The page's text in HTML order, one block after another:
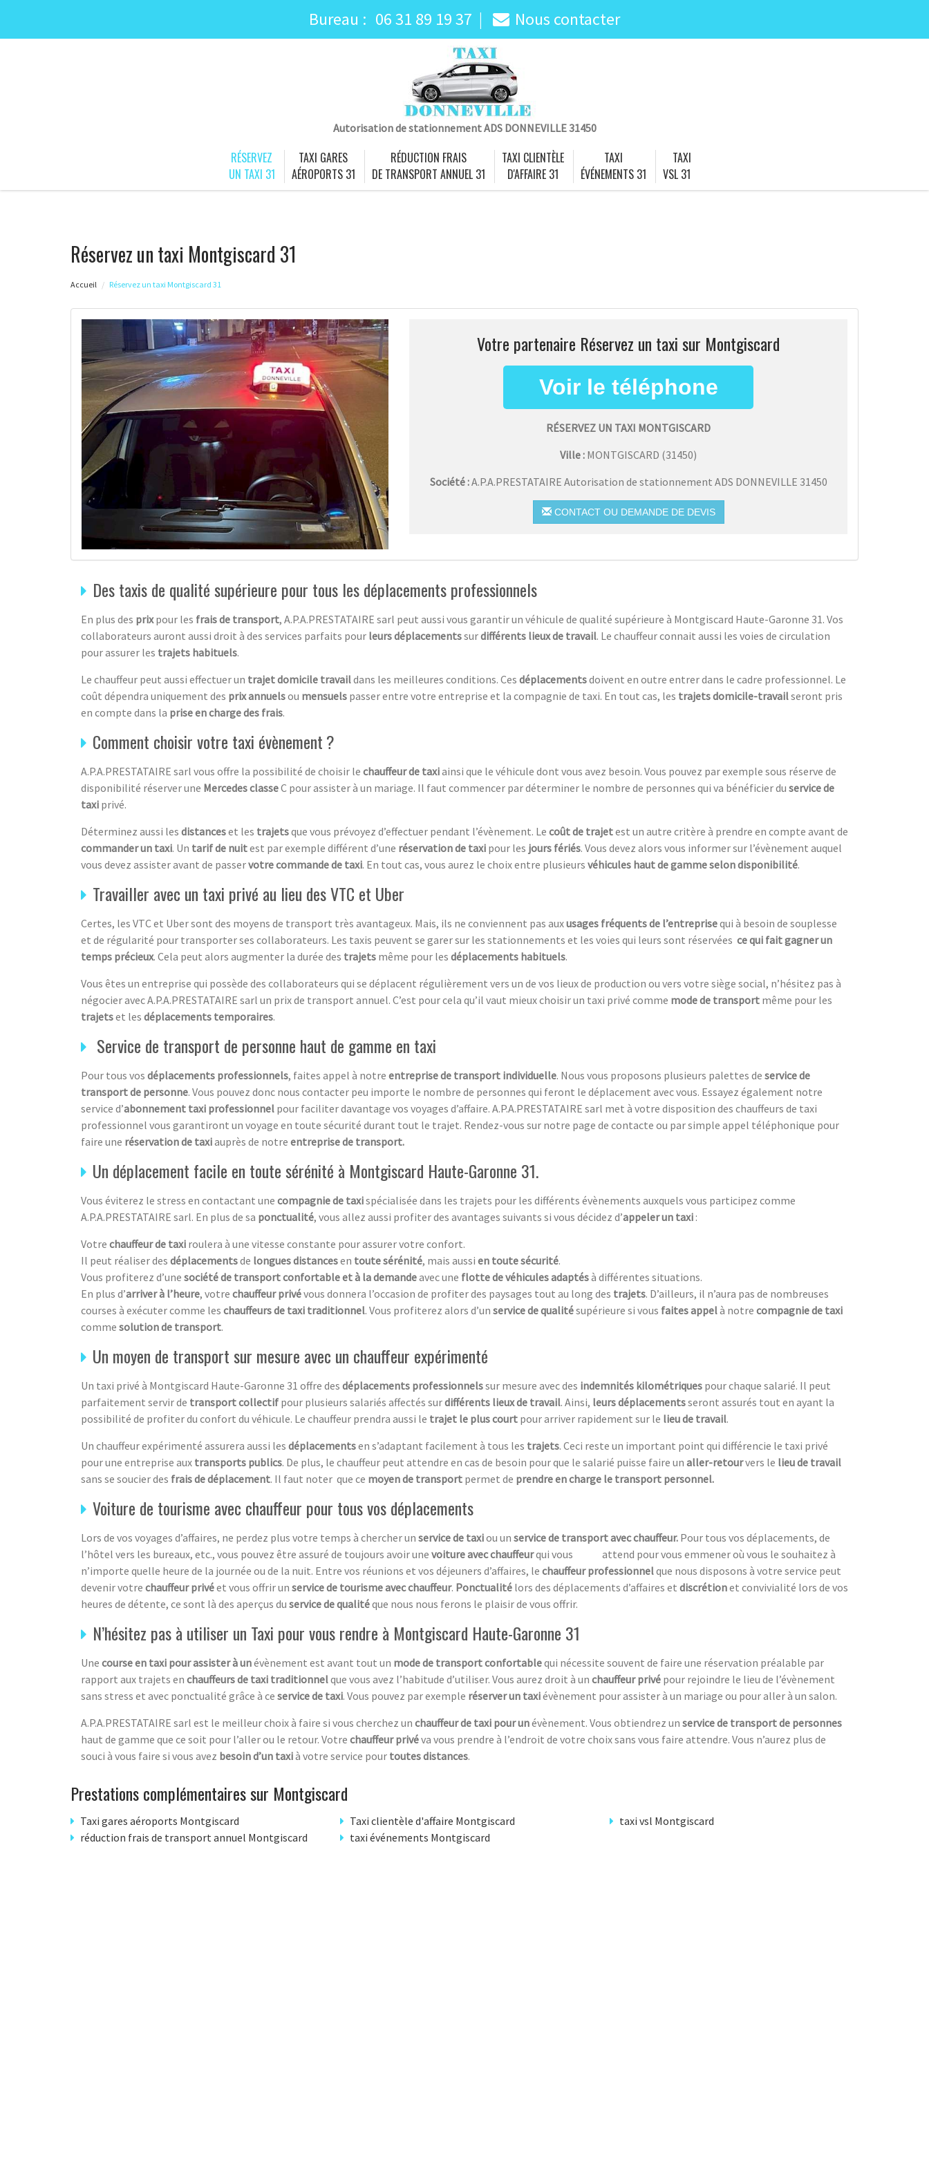
Bureau : 06 31 89 19 37 Nous contacter
Autorisation de stationnement ADS DONNEVILLE 31450
RÉSERVEZ
UN TAXI 31
TAXI GARES
AÉROPORTS 31
RÉDUCTION FRAIS
DE TRANSPORT ANNUEL 31
TAXI CLIENTÈLE
D'AFFAIRE 31
TAXI
ÉVÉNEMENTS 31
TAXI
VSL 31
Réservez un taxi Montgiscard 31
Accueil Réservez un taxi Montgiscard 31
Votre partenaire Réservez un taxi sur Montgiscard
RÉSERVEZ UN TAXI MONTGISCARD
Ville : MONTGISCARD (31450)
Société :A.P.A.PRESTATAIRE Autorisation de stationnement ADS DONNEVILLE 31450
CONTACT OU DEMANDE DE DEVIS
Des taxis de qualité supérieure pour tous les déplacements professionnels
En plus des prixpour les frais de transport, A.P.A.PRESTATAIRE sarl peut aussi vous garantir un véhicule de qualité supérieure à Montgiscard Haute-Garonne 31. Vos
collaborateurs auront aussi droit à des services parfaits pour leurs déplacementssurdifférents lieux de travail. Le chauffeur connait aussi les voies de circulation
pour assurer les trajets habituels.
Le chauffeur peut aussi effectuer un trajet domicile travaildans les meilleures conditions. Ces déplacementsdoivent en outre entrer dans le cadre professionnel. Le
coût dépendra uniquement des prix annuelsou mensuels passer entre votre entreprise et la compagnie de taxi. En tout cas, les trajets domicile-travailseront pris
en compte dans la prise en charge des frais.
Comment choisir votre taxi évènement ?
A.P.A.PRESTATAIRE sarl vous offre la possibilité de choisir le chauffeur de taxiainsi que le véhicule dont vous avez besoin. Vous pouvez par exemple sous réserve de
disponibilité réserver une Mercedes classeC pour assister à un mariage. Il faut commencer par déterminer le nombre de personnes qui va bénéficier du service de
taxi privé.
Déterminez aussi les distanceset les trajetsque vous prévoyez d’effectuer pendant l’évènement. Le coût de trajetest un autre critère à prendre en compte avant de
commander un taxi. Un tarif de nuitest par exemple différent d’une réservation de taxi pour les jours fériés. Vous devez alors vous informer sur l’évènement auquel
vous devez assister avant de passervotre commande de taxi. En tout cas, vous aurez le choix entre plusieurs véhicules haut de gamme selon disponibilité.
Travailler avec un taxi privé au lieu des VTC et Uber
Certes, les VTC et Uber sont des moyens de transport très avantageux. Mais, ils ne conviennent pas auxusages fréquents de l’entreprisequi à besoin de souplesse
et de régularité pour transporter ses collaborateurs. Les taxis peuvent se garer sur les stationnements et les voies qui leurs sont réservées ce qui fait gagner un
temps précieux. Cela peut alors augmenter la durée des trajets même pour les déplacements habituels.
Vous êtes un entreprise qui possède des collaborateurs qui se déplacent régulièrement vers un de vos lieux de production ou vers votre siège social, n’hésitez pas à
négocier avec A.P.A.PRESTATAIRE sarl un prix de transport annuel. C’est pour cela qu’il vaut mieux choisir un taxi privé comme mode de transport même pour les
trajetset les déplacements temporaires.
Service de transport de personne haut de gamme en taxi
Pour tous vos déplacements professionnels, faites appel à notre entreprise de transport individuelle. Nous vous proposons plusieurs palettes de service de
transport de personne. Vous pouvez donc nous contacter peu importe le nombre de personnes qui feront le déplacement avec vous. Essayez également notre
service d’abonnement taxi professionnel pour faciliter davantage vos voyages d’affaire. A.P.A.PRESTATAIRE sarl met à votre disposition des chauffeurs de taxi
professionnel vous garantiront un voyage en toute sécurité durant tout le trajet. Rendez-vous sur notre page de contacte ou par simple appel téléphonique pour
faire une réservation de taxiauprès de notre entreprise de transport.
Un déplacement facile en toute sérénité à Montgiscard Haute-Garonne 31.
Vous éviterez le stress en contactant une compagnie de taxispécialisée dans les trajets pour les différents évènements auxquels vous participez comme
A.P.A.PRESTATAIRE sarl. En plus de sa ponctualité, vous allez aussi profiter des avantages suivants si vous décidez d’appeler un taxi :
Votre chauffeur de taxi roulera à une vitesse constante pour assurer votre confort.
Il peut réaliser des déplacementsde longues distancesen toute sérénité, mais aussi en toute sécurité.
Vous profiterez d’une société de transport confortable et à la demandeavec une flotte de véhicules adaptésà différentes situations.
En plus d’arriver à l’heure, votre chauffeur privévous donnera l’occasion de profiter des paysages tout au long des trajets. D’ailleurs, il n’aura pas de nombreuses
courses à exécuter comme les chauffeurs de taxi traditionnel. Vous profiterez alors d’un service de qualitésupérieure si vous faites appelà notre compagnie de taxi
comme solution de transport.
Un moyen de transport sur mesure avec un chauffeur expérimenté
Un taxi privé à Montgiscard Haute-Garonne 31 offre des déplacements professionnelssur mesure avec des indemnités kilométriques pour chaque salarié. Il peut
parfaitement servir de transport collectif pour plusieurs salariés affectés surdifférents lieux de travail. Ainsi, leurs déplacementsseront assurés tout en ayant la
possibilité de profiter du confort du véhicule. Le chauffeur prendra aussi le trajet le plus court pour arriver rapidement sur le lieu de travail.
Un chauffeur expérimenté assurera aussi les déplacementsen s’adaptant facilement à tous les trajets. Ceci reste un important point qui différencie le taxi privé
pour une entreprise aux transports publics. De plus, le chauffeur peut attendre en cas de besoin pour que le salarié puisse faire un aller-retourvers le lieu de travail
sans se soucier des frais de déplacement. Il faut noter que ce moyen de transport permet de prendre en charge le transport personnel.
Voiture de tourisme avec chauffeur pour tous vos déplacements
Lors de vos voyages d’affaires, ne perdez plus votre temps à chercher un service de taxiou un service de transport avec chauffeur. Pour tous vos déplacements, de
l’hôtel vers les bureaux, etc., vous pouvez être assuré de toujours avoir une voiture avec chauffeurqui vous attend pour vous emmener où vous le souhaitez à
n’importe quelle heure de la journée ou de la nuit. Entre vos réunions et vos déjeuners d’affaires, le chauffeur professionnelque nous disposons à votre service peut
devenir votre chauffeur privéet vous offrir un service de tourisme avec chauffeur. Ponctualité lors des déplacements d’affaires et discrétionet convivialité lors de vos
heures de détente, ce sont là des aperçus du service de qualitéque nous nous ferons le plaisir de vous offrir.
N’hésitez pas à utiliser un Taxi pour vous rendre à Montgiscard Haute-Garonne 31
Une course en taxi pour assister à unévènement est avant tout un mode de transport confortablequi nécessite souvent de faire une réservation préalable par
rapport aux trajets en chauffeurs de taxi traditionnelque vous avez l’habitude d’utiliser. Vous aurez droit à un chauffeur privé pour rejoindre le lieu de l’évènement
sans stress et avec ponctualité grâce à ce service de taxi. Vous pouvez par exemple réserver un taxiévènement pour assister à un mariage ou pour aller à un salon.
A.P.A.PRESTATAIRE sarl est le meilleur choix à faire si vous cherchez un chauffeur de taxi pour unévènement. Vous obtiendrez un service de transport de personnes
haut de gamme que ce soit pour l’aller ou le retour. Votre chauffeur privéva vous prendre à l’endroit de votre choix sans vous faire attendre. Vous n’aurez plus de
souci à vous faire si vous avez besoin d’un taxià votre service pour toutes distances.
Prestations complémentaires sur Montgiscard
Taxi gares aéroports Montgiscard
réduction frais de transport annuel Montgiscard
Taxi clientèle d'affaire Montgiscard
taxi événements Montgiscard
taxi vsl Montgiscard